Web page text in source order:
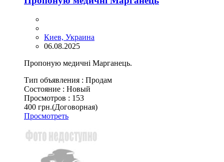
Киев, Украина
06.08.2025
Пропоную медичні Марганець.
Тип объявления : Продам
Состояние : Новый
Просмотров : 153
400 грн.(Договорная)
Просмотреть